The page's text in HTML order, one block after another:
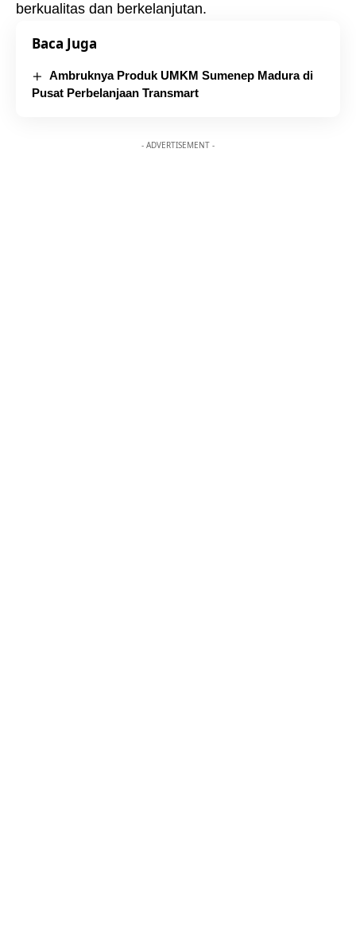
berkualitas dan berkelanjutan.
Baca Juga
Ambruknya Produk UMKM Sumenep Madura di
Pusat Perbelanjaan Transmart
- ADVERTISEMENT -